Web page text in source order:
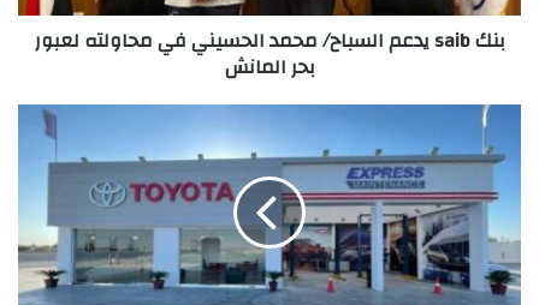
لعبور
بحر
بنك saib يدعم السباح/ محمد الحسيني في محاولته لعبور
بحر المانش
خطتها
للتواجد
عملائها
في
جميع